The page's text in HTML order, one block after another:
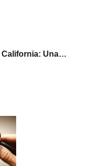
California: Una…